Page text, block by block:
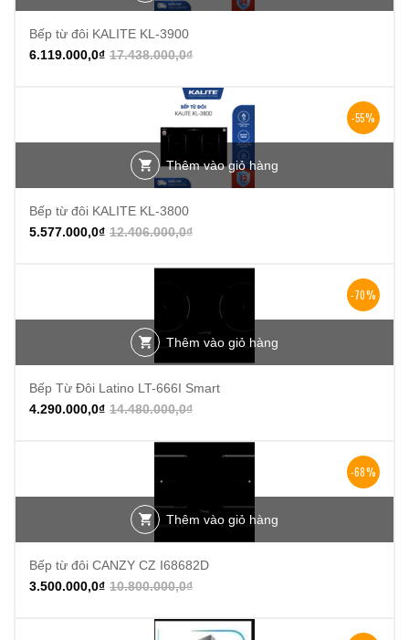
Bếp từ đôi KALITE KL-3900
17.438.000,0₫
6.119.000,0₫
-55%
Thêm vào giỏ hàng
Bếp từ đôi KALITE KL-3800
12.406.000,0₫
5.577.000,0₫
-70%
Thêm vào giỏ hàng
Bếp Từ Đôi Latino LT-666I Smart
14.480.000,0₫
4.290.000,0₫
-68%
Thêm vào giỏ hàng
Bếp từ đôi CANZY CZ I68682D
10.800.000,0₫
3.500.000,0₫